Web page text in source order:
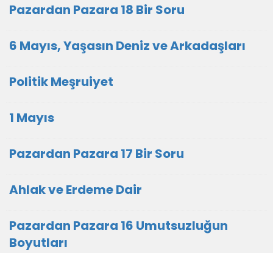
Pazardan Pazara 18 Bir Soru
6 Mayıs, Yaşasın Deniz ve Arkadaşları
Politik Meşruiyet
1 Mayıs
Pazardan Pazara 17 Bir Soru
Ahlak ve Erdeme Dair
Pazardan Pazara 16 Umutsuzluğun
Boyutları